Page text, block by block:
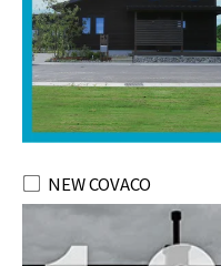
NEW COVACO